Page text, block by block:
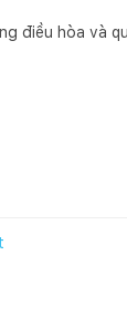
điều hòa và